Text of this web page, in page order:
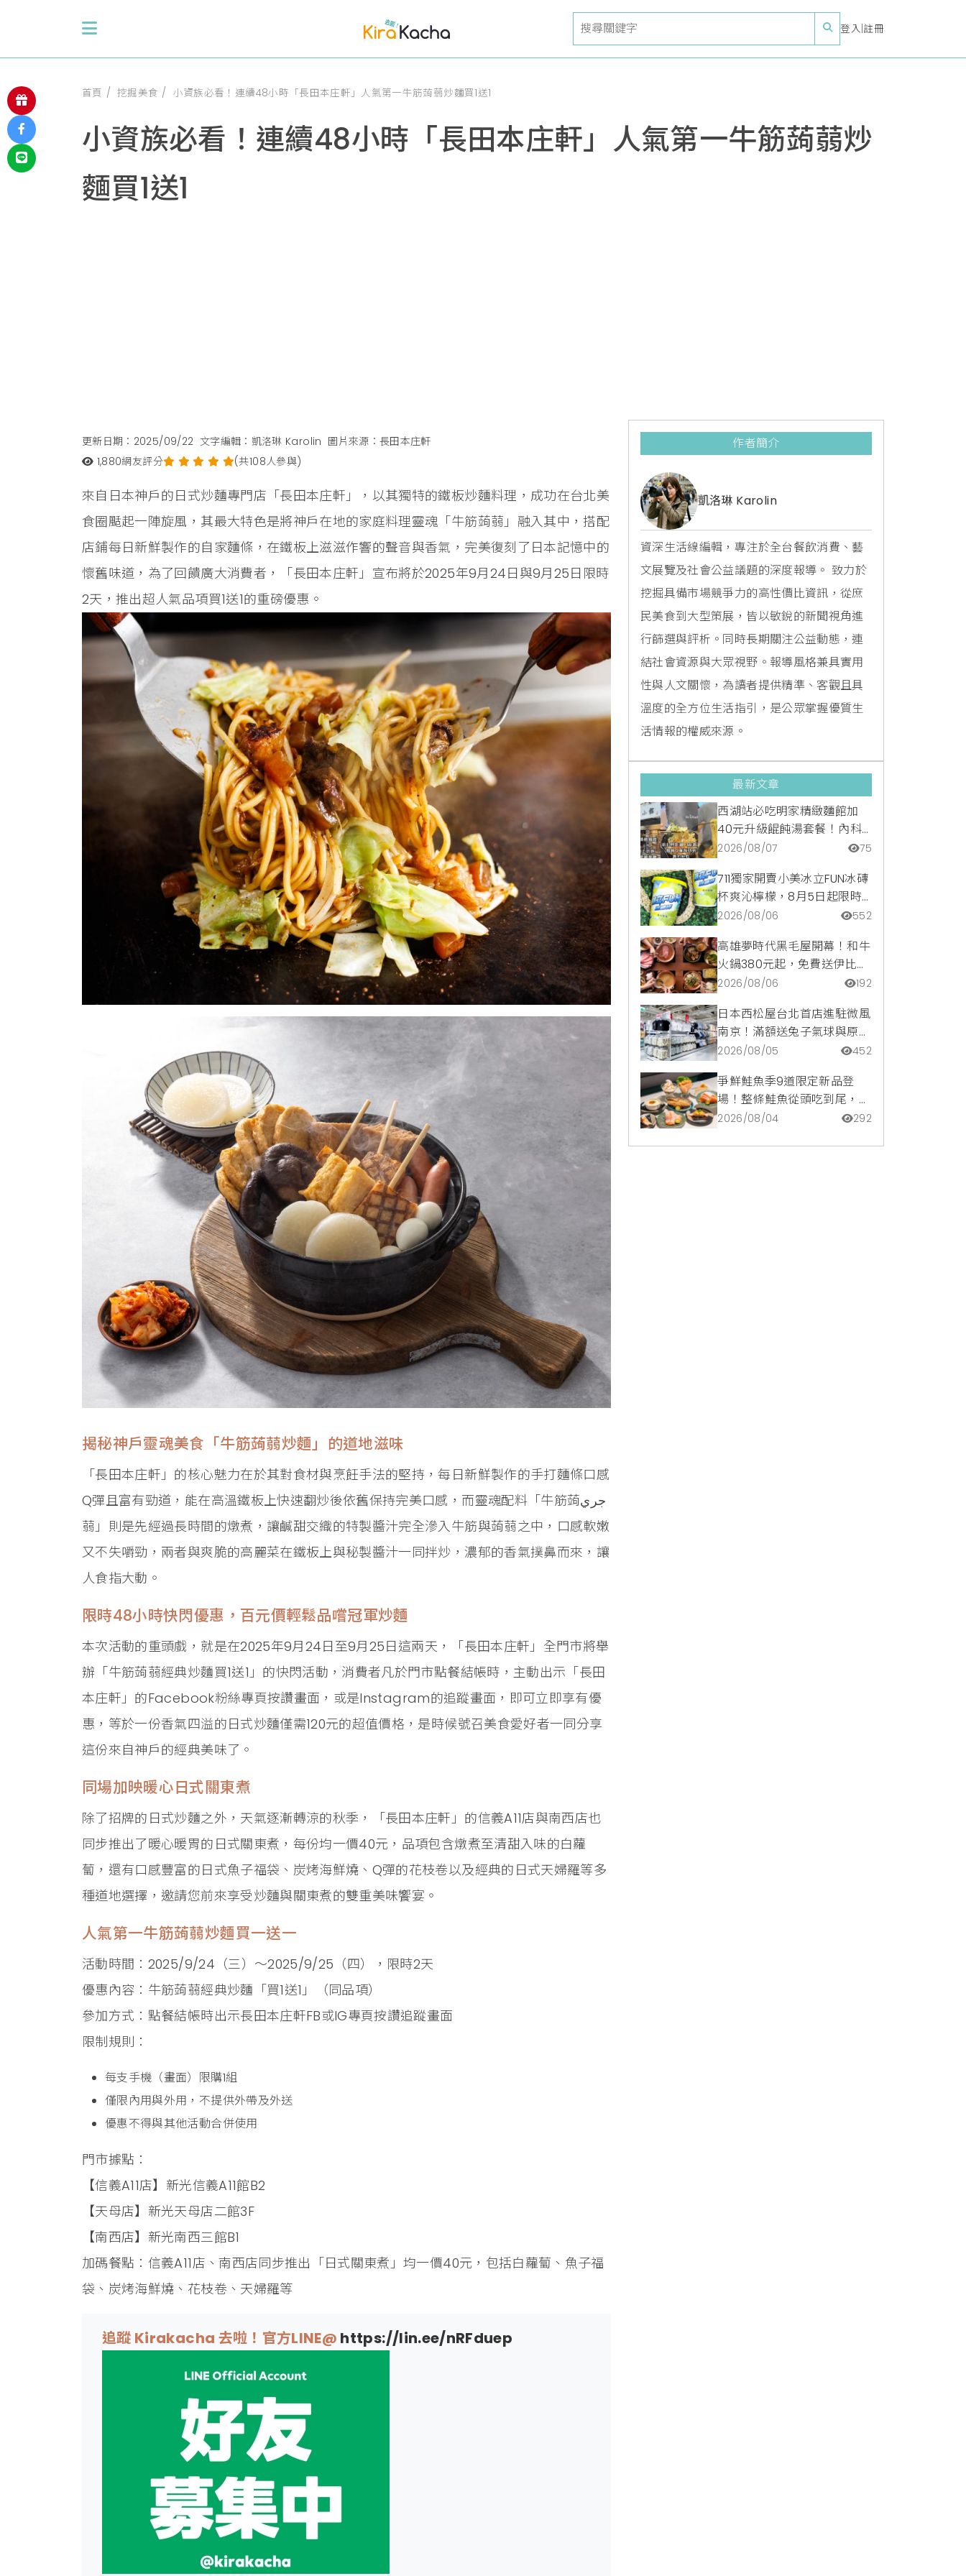
登入 註冊
首頁 挖掘美食 小資族必看！連續48小時「長田本庄軒」人氣第一牛筋蒟蒻炒麵買1送1
小資族必看！連續48小時「長田本庄軒」人氣第一牛筋蒟蒻炒
麵買1送1
更新日期：2025/09/22 文字編輯：凱洛琳 Karolin 圖片來源：長田本庄軒
1,880網友評分 (共108人參與)
來自日本神戶的日式炒麵專門店「長田本庄軒」，以其獨特的鐵板炒麵料理，成功在台北美
食圈颳起一陣旋風，其最大特色是將神戶在地的家庭料理靈魂「牛筋蒟蒻」融入其中，搭配
店鋪每日新鮮製作的自家麵條，在鐵板上滋滋作響的聲音與香氣，完美復刻了日本記憶中的
懷舊味道，為了回饋廣大消費者，「長田本庄軒」宣布將於2025年9月24日與9月25日限時
2天，推出超人氣品項買1送1的重磅優惠。
揭秘神戶靈魂美食「牛筋蒟蒻炒麵」的道地滋味
「長田本庄軒」的核心魅力在於其對食材與烹飪手法的堅持，每日新鮮製作的手打麵條口感
Q彈且富有勁道，能在高溫鐵板上快速翻炒後依舊保持完美口感，而靈魂配料「牛筋蒟جري
蒻」則是先經過長時間的燉煮，讓鹹甜交織的特製醬汁完全滲入牛筋與蒟蒻之中，口感軟嫩
又不失嚼勁，兩者與爽脆的高麗菜在鐵板上與秘製醬汁一同拌炒，濃郁的香氣撲鼻而來，讓
人食指大動。
限時48小時快閃優惠，百元價輕鬆品嚐冠軍炒麵
本次活動的重頭戲，就是在2025年9月24日至9月25日這兩天，「長田本庄軒」全門市將舉
辦「牛筋蒟蒻經典炒麵買1送1」的快閃活動，消費者凡於門市點餐結帳時，主動出示「長田
本庄軒」的Facebook粉絲專頁按讚畫面，或是Instagram的追蹤畫面，即可立即享有優
惠，等於一份香氣四溢的日式炒麵僅需120元的超值價格，是時候號召美食愛好者一同分享
這份來自神戶的經典美味了。
同場加映暖心日式關東煮
除了招牌的日式炒麵之外，天氣逐漸轉涼的秋季，「長田本庄軒」的信義A11店與南西店也
同步推出了暖心暖胃的日式關東煮，每份均一價40元，品項包含燉煮至清甜入味的白蘿
蔔，還有口感豐富的日式魚子福袋、炭烤海鮮燒、Q彈的花枝卷以及經典的日式天婦羅等多
種道地選擇，邀請您前來享受炒麵與關東煮的雙重美味饗宴。
人氣第一牛筋蒟蒻炒麵買一送一
活動時間：2025/9/24（三）～2025/9/25（四），限時2天
優惠內容：牛筋蒟蒻經典炒麵「買1送1」（同品項）
參加方式：點餐結帳時出示長田本庄軒FB或IG專頁按讚追蹤畫面
限制規則：
每支手機（畫面）限購1組
僅限內用與外用，不提供外帶及外送
優惠不得與其他活動合併使用
門市據點：
【信義A11店】新光信義A11館B2
【天母店】新光天母店二館3F
【南西店】新光南西三館B1
加碼餐點：信義A11店、南西店同步推出「日式關東煮」均一價40元，包括白蘿蔔、魚子福
袋、炭烤海鮮燒、花枝卷、天婦羅等
追蹤 Kirakacha 去啦！官方LINE@ https://lin.ee/nRFduep
作者簡介
凱洛琳 Karolin
資深生活線編輯，專注於全台餐飲消費、藝
文展覽及社會公益議題的深度報導。 致力於
挖掘具備市場競爭力的高性價比資訊，從庶
民美食到大型策展，皆以敏銳的新聞視角進
行篩選與評析。同時長期關注公益動態，連
結社會資源與大眾視野。報導風格兼具實用
性與人文關懷，為讀者提供精準、客觀且具
溫度的全方位生活指引，是公眾掌握優質生
活情報的權威來源。
最新文章
西湖站必吃明家精緻麵館加
40元升級餛飩湯套餐！內科
隱藏版爆汁臭豆腐麵與牛肉麵
2026/08/07 75
711獨家開賣小美冰立FUN冰磚
杯爽沁檸檬，8月5日起限時
嚐鮮價39元特調咖啡氣泡水
2026/08/06 552
高雄夢時代黑毛屋開幕！和牛
火鍋380元起，免費送伊比利
豬再享青森蘋果冰淇淋加購
2026/08/06 192
日本西松屋台北首店進駐微風
南京！滿額送兔子氣球與原創
托特包，指定夏裝享8折優惠
2026/08/05 452
爭鮮鮭魚季9道限定新品登
場！整條鮭魚從頭吃到尾，鹹
甜鮭魚卵霜淇淋開吃，滿額再
2026/08/04 292